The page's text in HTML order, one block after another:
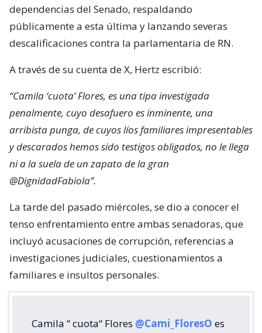
dependencias del Senado, respaldando
públicamente a esta última y lanzando severas
descalificaciones contra la parlamentaria de RN.
A través de su cuenta de X, Hertz escribió:
“Camila ‘cuota’ Flores, es una tipa investigada
penalmente, cuyo desafuero es inminente, una
arribista punga, de cuyos líos familiares impresentables
y descarados hemos sido testigos obligados, no le llega
ni a la suela de un zapato de la gran
@DignidadFabiola”.
La tarde del pasado miércoles, se dio a conocer el
tenso enfrentamiento entre ambas senadoras, que
incluyó acusaciones de corrupción, referencias a
investigaciones judiciales, cuestionamientos a
familiares e insultos personales.
Camila “ cuota“ Flores @Cami_FloresO es